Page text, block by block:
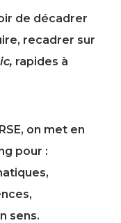
de décadrer
recadrer sur
rapides à
on met en
pour :
sens.